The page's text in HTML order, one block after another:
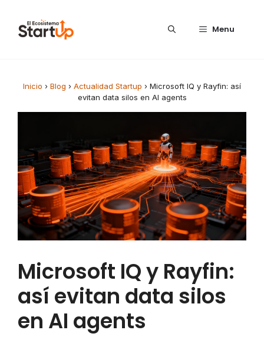
Menu
Inicio › Blog › Actualidad Startup › Microsoft IQ y Rayfin: así
evitan data silos en AI agents
Microsoft IQ y Rayfin:
así evitan data silos
en AI agents